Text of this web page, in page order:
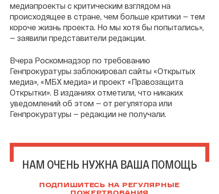
медиапроекты с критическим взглядом на
происходящее в стране, чем больше критики — тем
короче жизнь проекта. Но мы хотя бы попытались»,
— заявили представители редакции.
Вчера Роскомнадзор по требованию
Генпрокуратуры заблокировал сайты «Открытых
медиа», «МБХ медиа» и проект «Правозащита
Открытки». В изданиях отметили, что никаких
уведомлений об этом — от регулятора или
Генпрокуратуры — редакции не получали.
НАМ ОЧЕНЬ НУЖНА ВАША ПОМОЩЬ
ПОДПИШИТЕСЬ НА РЕГУЛЯРНЫЕ